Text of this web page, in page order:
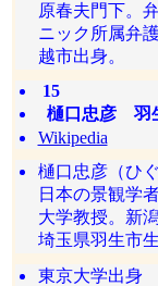
原春夫門下。
ニック所属弁
越市出身。
15
樋口忠彦 羽
Wikipedia
樋口忠彦（ひ
日本の景観学
大学教授。新
埼玉県羽生市生
東京大学出身